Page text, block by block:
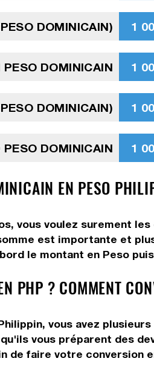
DOMINICAIN) 1
DOMINICAIN 1
DOMINICAIN) 1
DOMINICAIN 1
EN PESO
vous voulez surement
est importante et
le montant en Peso
PHP ? COMMENT
vous avez
vous préparent des
de faire votre conversion